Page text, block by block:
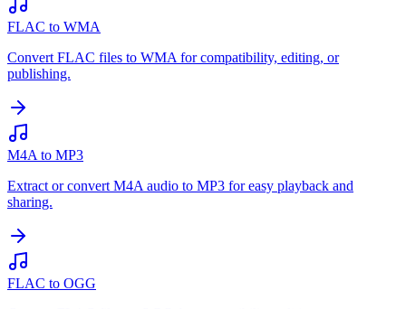
FLAC to WMA
Convert FLAC files to WMA for compatibility, editing, or
publishing.
M4A to MP3
Extract or convert M4A audio to MP3 for easy playback and
sharing.
FLAC to OGG